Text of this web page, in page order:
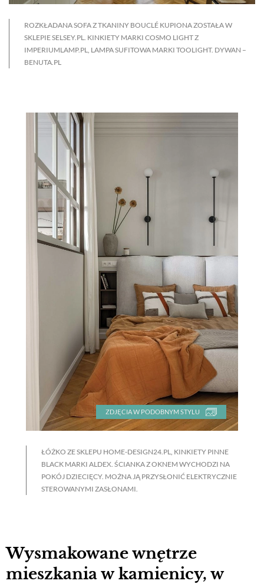
ROZKŁADANA SOFA Z TKANINY BOUCLÉ KUPIONA ZOSTAŁA W
SKLEPIE SELSEY.PL. KINKIETY MARKI COSMO LIGHT Z
IMPERIUMLAMP.PL, LAMPA SUFITOWA MARKI TOOLIGHT. DYWAN –
BENUTA.PL
ZDJĘCIA W PODOBNYM STYLU
ŁÓŻKO ZE SKLEPU HOME-DESIGN24.PL, KINKIETY PINNE
BLACK MARKI ALDEX. ŚCIANKA Z OKNEM WYCHODZI NA
POKÓJ DZIECIĘCY. MOŻNA JĄ PRZYSŁONIĆ ELEKTRYCZNIE
STEROWANYMI ZASŁONAMI.
Wysmakowane wnętrze
mieszkania w kamienicy, w